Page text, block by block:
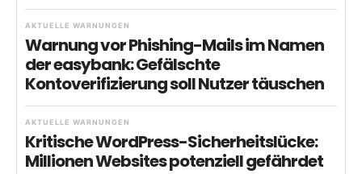
AKTUELLE WARNUNGEN
Warnung vor Phishing-Mails im Namen
der easybank: Gefälschte
Kontoverifizierung soll Nutzer täuschen
AKTUELLE WARNUNGEN
Kritische WordPress-Sicherheitslücke:
Millionen Websites potenziell gefährdet